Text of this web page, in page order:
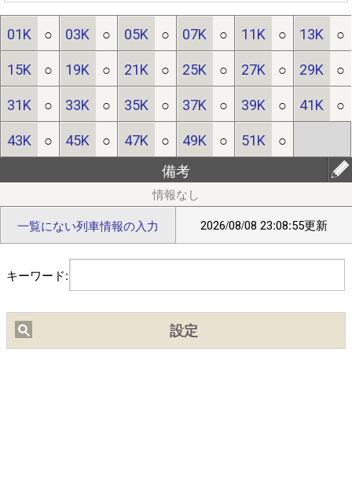
≪位置情報の有効化≫
端末の許可設定とﾌﾞﾗｳｻﾞの許可設定が必
要です。
【端末の設定】(android)｢設定(歯車)｣⇒｢現在地情報｣⇒｢プライ
バシー｣/(iphone)｢設定(歯車)｣⇒｢プライバシー｣⇒｢現在地情報｣
で位置情報を｢ON｣
【ﾌﾞﾗｳｻﾞの設定】(chrome)右上ﾒﾆｭｰ⇒｢設定(歯車)｣⇒｢ｻｲﾄの設
定｣/(safari)左上ﾒﾆｭｰ⇒｢Webｻｲﾄの設定｣⇒｢位置情報｣ で位置情報
を｢許可｣にしてください｡
2/20頃より中国IPから通常の10倍程度のアクセスがありサイト
が不安定になっておりました。穴埋め作業の結果、現在は通常の
01K ○ 03K ○ 05K ○ 07K ○ 11K ○ 13K
○
15K
○ 19K ○ 21K ○ 25K ○ 27K ○ 29K
○
31K
○ 33K ○ 35K ○ 37K ○ 39K ○ 41K
○
43K
○ 45K ○ 47K ○ 49K ○ 51K
○
備考
一覧にない列車情報の入力 2026/08/08 23:08:55更新
キーワード:
設定